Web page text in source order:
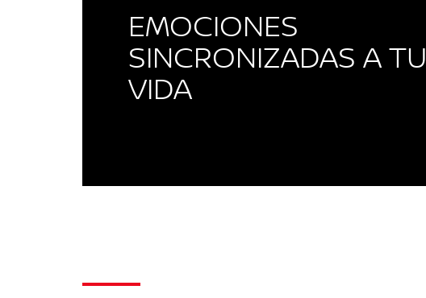
EMOCIONES
SINCRONIZADAS A TU
VIDA